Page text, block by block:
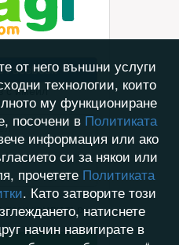
Facebook
с имейл
компютър
от него външни услуги
технологии, които
му функциониране
посочени в Политиката
информация или ако
си за някои или
прочетете Политиката
. Като затворите този
натиснете
начин навигирате в